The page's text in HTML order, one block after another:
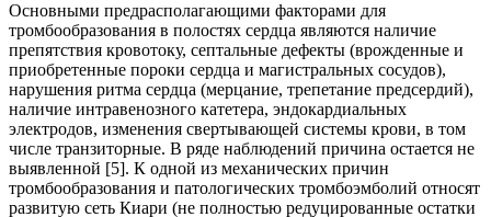
Основными предрасполагающими факторами для
тромбообразования в полостях сердца являются наличие
препятствия кровотоку, септальные дефекты (врожденные и
приобретенные пороки сердца и магистральных сосудов),
нарушения ритма сердца (мерцание, трепетание предсердий),
наличие интравенозного катетера, эндокардиальных
электродов, изменения свертывающей системы крови, в том
числе транзиторные. В ряде наблюдений причина остается не
выявленной [5]. К одной из механических причин
тромбообразования и патологических тромбоэмболий относят
развитую сеть Киари (не полностью редуцированные остатки